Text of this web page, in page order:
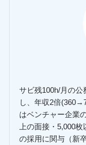
サビ残100h/月の
し、年収2倍
はベンチャー企業
上の面接・5,000
の採用に関与（新